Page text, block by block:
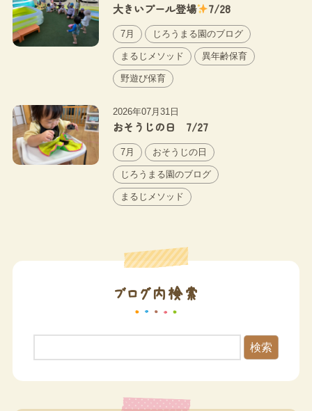
大きいプール登場 7/28
7月 じろうまる園のブログ
まるじメソッド 異年齢保育
野遊び保育
2026年07月31日
おそうじの日 7/27
7月 おそうじの日
じろうまる園のブログ
まるじメソッド
ブログ内検索
検索